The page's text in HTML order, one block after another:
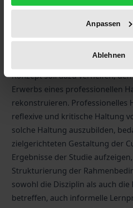
Anpassen
Ablehnen
und dem Arbeitsfeld Soziale
leisten, die Auswirkungen
Konzept soll dazu verhelfen,
Erwerbs eines professionellen
rekonstruieren. Professionelles
reflexive und kritische Haltung
solche Haltung auszubilden,
zielgerichteten Gestaltung der
Ergebnisse der Studie
Strukturierung der
sowohl die Disziplin als auch die
betreffen, auch informelle